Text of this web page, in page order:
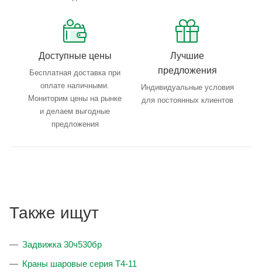
Доступные цены
Бесплатная доставка при
оплате наличными.
Мониторим цены на рынке
и делаем выгодные
предложения
Лучшие
предложения
Индивидуальные условия
для постоянных клиентов
Также ищут
Задвижка 30ч530бр
Краны шаровые серия T4-11